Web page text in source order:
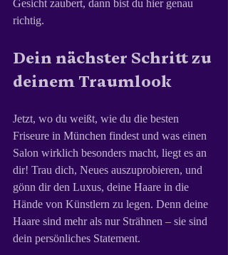
Gesicht zaubert, dann bist du hier genau
richtig.
Dein nächster Schritt zu
deinem Traumlook
Jetzt, wo du weißt, wie du die besten
Friseure in München findest und was einen
Salon wirklich besonders macht, liegt es an
dir! Trau dich, Neues auszuprobieren, und
gönn dir den Luxus, deine Haare in die
Hände von Künstlern zu legen. Denn deine
Haare sind mehr als nur Strähnen – sie sind
dein persönliches Statement.